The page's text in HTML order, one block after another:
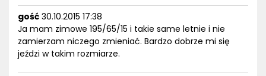
gość 30.10.2015 17:38
Ja mam zimowe 195/65/15 i takie same letnie i nie
zamierzam niczego zmieniać. Bardzo dobrze mi się
jeździ w takim rozmiarze.